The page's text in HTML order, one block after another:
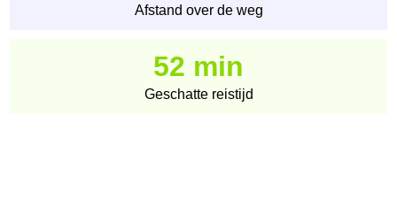
Afstand over de weg
52 min
Geschatte reistijd